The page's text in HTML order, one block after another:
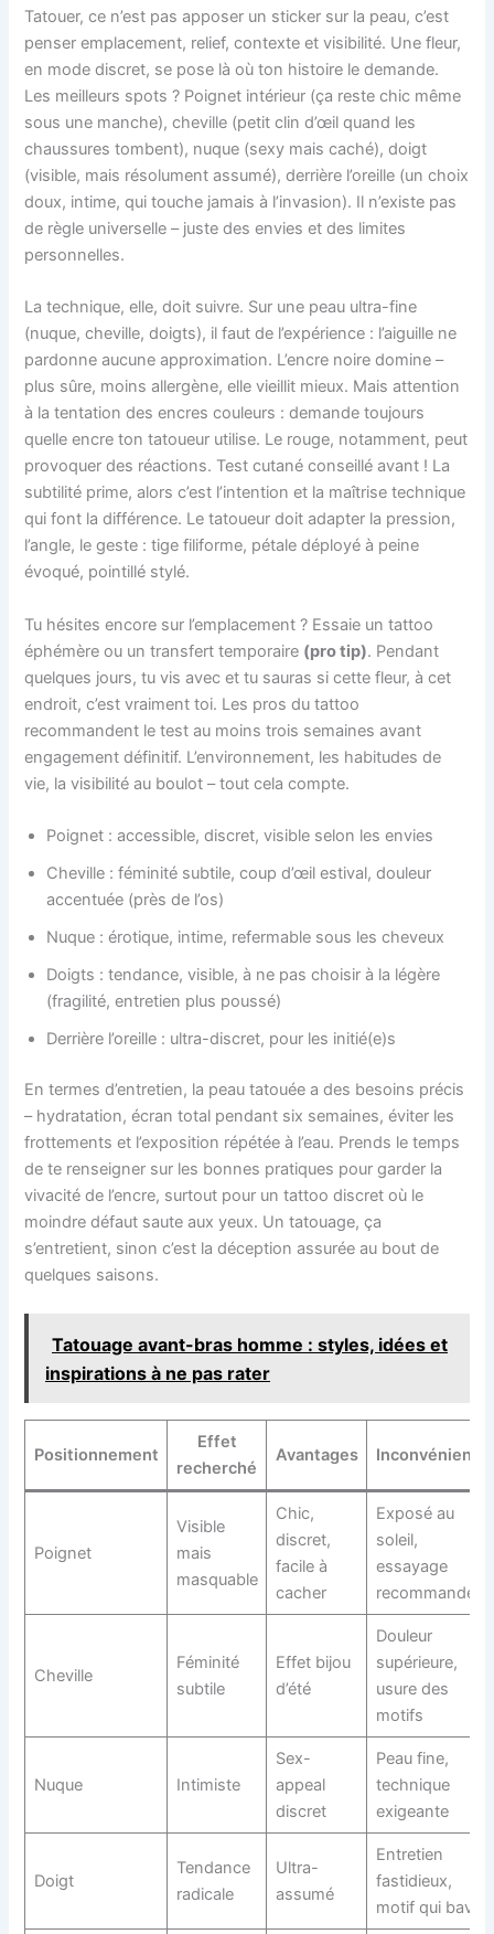
Tatouer, ce n’est pas apposer un sticker sur la peau, c’est
penser emplacement, relief, contexte et visibilité. Une fleur,
en mode discret, se pose là où ton histoire le demande.
Les meilleurs spots ? Poignet intérieur (ça reste chic même
sous une manche), cheville (petit clin d’œil quand les
chaussures tombent), nuque (sexy mais caché), doigt
(visible, mais résolument assumé), derrière l’oreille (un choix
doux, intime, qui touche jamais à l’invasion). Il n’existe pas
de règle universelle – juste des envies et des limites
personnelles.
La technique, elle, doit suivre. Sur une peau ultra-fine
(nuque, cheville, doigts), il faut de l’expérience : l’aiguille ne
pardonne aucune approximation. L’encre noire domine –
plus sûre, moins allergène, elle vieillit mieux. Mais attention
à la tentation des encres couleurs : demande toujours
quelle encre ton tatoueur utilise. Le rouge, notamment, peut
provoquer des réactions. Test cutané conseillé avant ! La
subtilité prime, alors c’est l’intention et la maîtrise technique
qui font la différence. Le tatoueur doit adapter la pression,
l’angle, le geste : tige filiforme, pétale déployé à peine
évoqué, pointillé stylé.
Tu hésites encore sur l’emplacement ? Essaie un tattoo
éphémère ou un transfert temporaire (pro tip). Pendant
quelques jours, tu vis avec et tu sauras si cette fleur, à cet
endroit, c’est vraiment toi. Les pros du tattoo
recommandent le test au moins trois semaines avant
engagement définitif. L’environnement, les habitudes de
vie, la visibilité au boulot – tout cela compte.
Poignet : accessible, discret, visible selon les envies
Cheville : féminité subtile, coup d’œil estival, douleur
accentuée (près de l’os)
Nuque : érotique, intime, refermable sous les cheveux
Doigts : tendance, visible, à ne pas choisir à la légère
(fragilité, entretien plus poussé)
Derrière l’oreille : ultra-discret, pour les initié(e)s
En termes d’entretien, la peau tatouée a des besoins précis
– hydratation, écran total pendant six semaines, éviter les
frottements et l’exposition répétée à l’eau. Prends le temps
de te renseigner sur les bonnes pratiques pour garder la
vivacité de l’encre, surtout pour un tattoo discret où le
moindre défaut saute aux yeux. Un tatouage, ça
s’entretient, sinon c’est la déception assurée au bout de
quelques saisons.
Tatouage avant-bras homme : styles, idées et
inspirations à ne pas rater
Positionnement
Effet
recherché
Avantages Inconvénients
Poignet
Visible
mais
masquable
Chic,
discret,
facile à
cacher
Exposé au
soleil,
essayage
recommandé
Cheville
Féminité
subtile
Effet bijou
d’été
Douleur
supérieure,
usure des
motifs
Nuque Intimiste
Sex-
appeal
discret
Peau fine,
technique
exigeante
Doigt
Tendance
radicale
Ultra-
assumé
Entretien
fastidieux,
motif qui bave